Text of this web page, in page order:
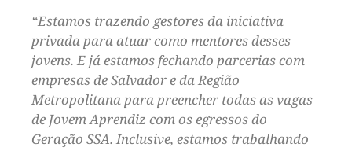
“Estamos trazendo gestores da iniciativa
privada para atuar como mentores desses
jovens. E já estamos fechando parcerias com
empresas de Salvador e da Região
Metropolitana para preencher todas as vagas
de Jovem Aprendiz com os egressos do
Geração SSA. Inclusive, estamos trabalhando